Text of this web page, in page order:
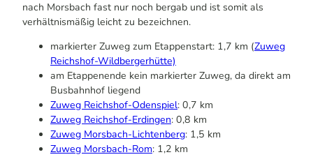
nach Morsbach fast nur noch bergab und ist somit als
verhältnismäßig leicht zu bezeichnen.
markierter Zuweg zum Etappenstart: 1,7 km (Zuweg
Reichshof-Wildbergerhütte)
am Etappenende kein markierter Zuweg, da direkt am
Busbahnhof liegend
Zuweg Reichshof-Odenspiel: 0,7 km
Zuweg Reichshof-Erdingen: 0,8 km
Zuweg Morsbach-Lichtenberg: 1,5 km
Zuweg Morsbach-Rom: 1,2 km